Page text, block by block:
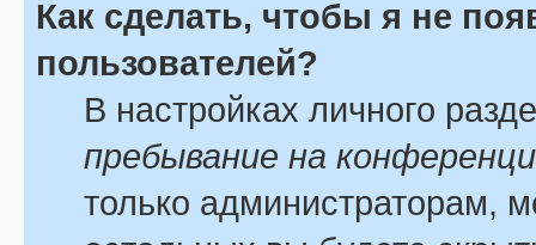
Как сделать, чтобы я не
пользователей?
В настройках личного
пребывание на
только администраторам,